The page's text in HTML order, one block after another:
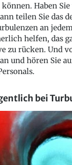
können. Haben
teilen Sie das
an
helfen, das
zu rücken. Und
und hören Sie
bei